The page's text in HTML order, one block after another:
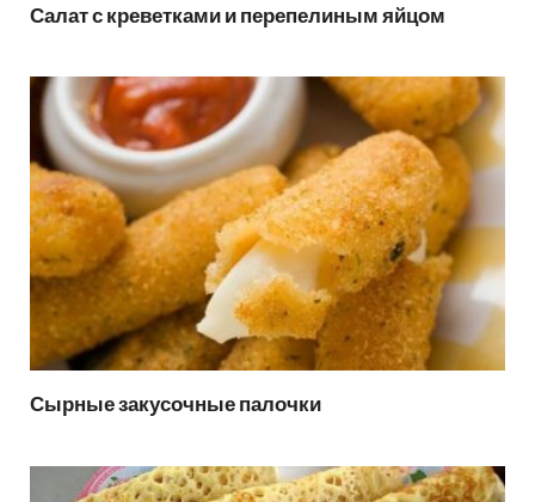
Салат с креветками и перепелиным яйцом
Сырные закусочные палочки